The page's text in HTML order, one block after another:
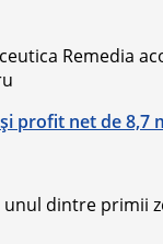
Remedia
profit net de
unul dintre